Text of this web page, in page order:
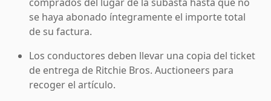
se haya abonado íntegramente el importe total
de su factura.
Los conductores deben llevar una copia del ticket
de entrega de Ritchie Bros. Auctioneers para
recoger el artículo.